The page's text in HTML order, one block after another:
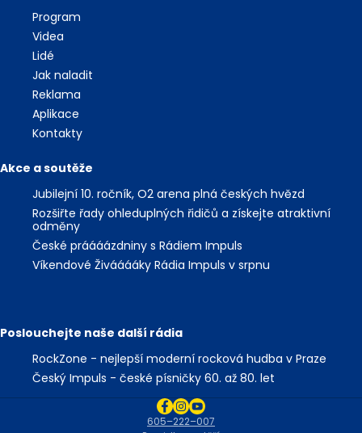
Program
Videa
Lidé
Jak naladit
Reklama
Aplikace
Kontakty
Akce a soutěže
Jubilejní 10. ročník, O2 arena plná českých hvězd
Rozšiřte řady ohleduplných řidičů a získejte atraktivní
odměny
České práááázdniny s Rádiem Impuls
Víkendové Živááááky Rádia Impuls v srpnu
Poslouchejte naše další rádia
RockZone - nejlepší moderní rocková hudba v Praze
Český Impuls - české písničky 60. až 80. let
605–222–007